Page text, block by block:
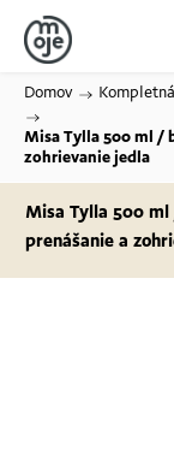
Domov /
/
Misa Tylla 500 ml /
zohrievanie jedla
Misa Tylla 500 ml
prenášanie a